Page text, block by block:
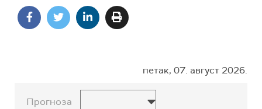
петак, 07. август 2026.
Прогноза